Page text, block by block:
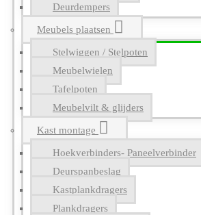
Deurdempers
Meubels plaatsen
Stelwiggen / Stelpoten
Meubelwielen
Tafelpoten
Meubelvilt & glijders
Kast montage
Hoekverbinders- Paneelverbinder
Deurspanbeslag
Kastplankdragers
Plankdragers